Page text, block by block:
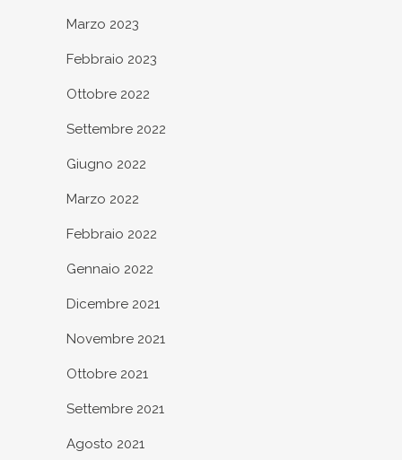
Marzo 2023
Febbraio 2023
Ottobre 2022
Settembre 2022
Giugno 2022
Marzo 2022
Febbraio 2022
Gennaio 2022
Dicembre 2021
Novembre 2021
Ottobre 2021
Settembre 2021
Agosto 2021